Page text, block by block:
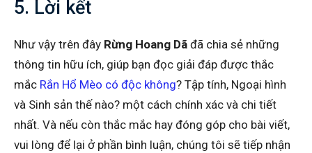
5. Lời kết
Như vậy trên đây Rừng Hoang Dã đã chia sẻ những
thông tin hữu ích, giúp bạn đọc giải đáp được thắc
mắc Rắn Hổ Mèo có độc không? Tập tính, Ngoại hình
và Sinh sản thế nào? một cách chính xác và chi tiết
nhất. Và nếu còn thắc mắc hay đóng góp cho bài viết,
vui lòng để lại ở phần bình luận, chúng tôi sẽ tiếp nhận